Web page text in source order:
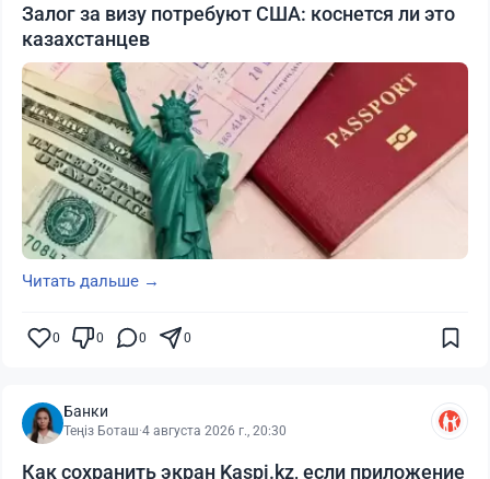
Залог за визу потребуют США: коснется ли это
казахстанцев
Читать дальше →
0 0 0 0
Банки
Теңіз Боташ·4 августа 2026 г., 20:30
Как сохранить экран Kaspi.kz, если приложение